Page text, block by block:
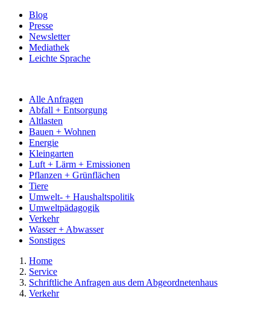
Blog
Presse
Newsletter
Mediathek
Leichte Sprache
Alle Anfragen
Abfall + Entsorgung
Altlasten
Bauen + Wohnen
Energie
Kleingarten
Luft + Lärm + Emissionen
Pflanzen + Grünflächen
Tiere
Umwelt- + Haushaltspolitik
Umweltpädagogik
Verkehr
Wasser + Abwasser
Sonstiges
Home
Service
Schriftliche Anfragen aus dem Abgeordnetenhaus
Verkehr